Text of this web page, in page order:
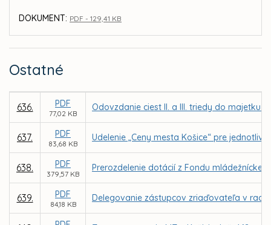
DOKUMENT: PDF - 129,41 KB
Ostatné
636. PDF
77,02 KB
Odovzdanie ciest II. a III. triedy do majetku
637. PDF
83,68 KB
Udelenie „Ceny mesta Košice“ pre
638. PDF
379,57 KB
Prerozdelenie dotácií z Fondu
639. PDF
84,18 KB
Delegovanie zástupcov zriaďovateľa v